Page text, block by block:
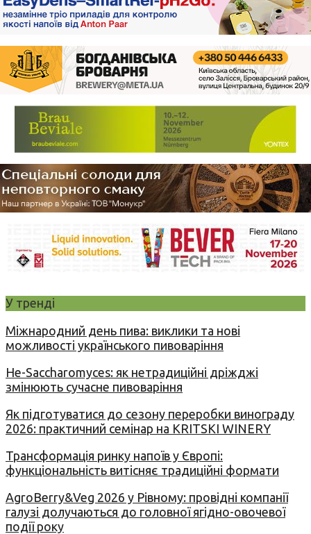
У тренді
Міжнародний день пива: виклики та нові
можливості українського пивоваріння
Не-Saccharomyces: як нетрадиційні дріжджі
змінюють сучасне пивоваріння
Як підготуватися до сезону переробки винограду
2026: практичний семінар на KRITSKI WINERY
Трансформація ринку напоїв у Європі:
функціональність витісняє традиційні формати
AgroBerry&Veg 2026 у Рівному: провідні компанії
галузі долучаються до головної ягідно-овочевої
події року